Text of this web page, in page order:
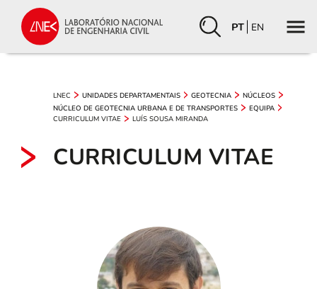
PT EN
LNEC UNIDADES DEPARTAMENTAIS GEOTECNIA
NÚCLEOS
NÚCLEO DE GEOTECNIA URBANA E DE TRANSPORTES
EQUIPA
CURRICULUM VITAE
LUÍS SOUSA MIRANDA
CURRICULUM VITAE